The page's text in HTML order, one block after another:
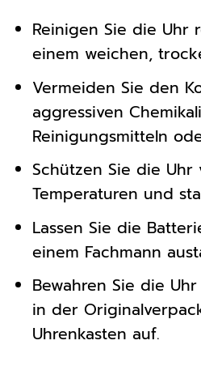
Reinigen Sie die Uhr
einem weichen,
Vermeiden Sie den
aggressiven
Reinigungsmitteln
Schützen Sie die
Temperaturen und
Lassen Sie die
einem Fachmann
Bewahren Sie die
in der
Uhrenkasten auf.